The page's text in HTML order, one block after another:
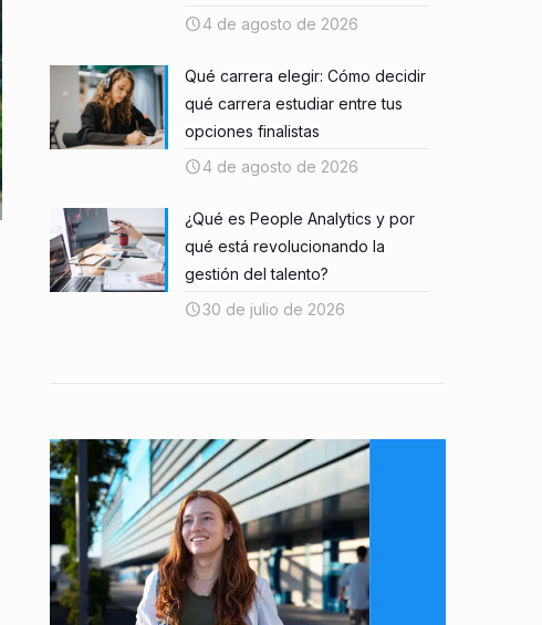
4 de agosto de 2026
Qué carrera elegir: Cómo decidir
qué carrera estudiar entre tus
opciones finalistas
4 de agosto de 2026
¿Qué es People Analytics y por
qué está revolucionando la
gestión del talento?
30 de julio de 2026